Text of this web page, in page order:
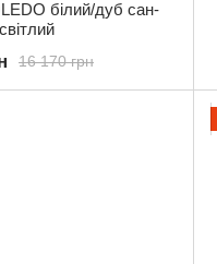
білий/дуб сан-
16 170 грн